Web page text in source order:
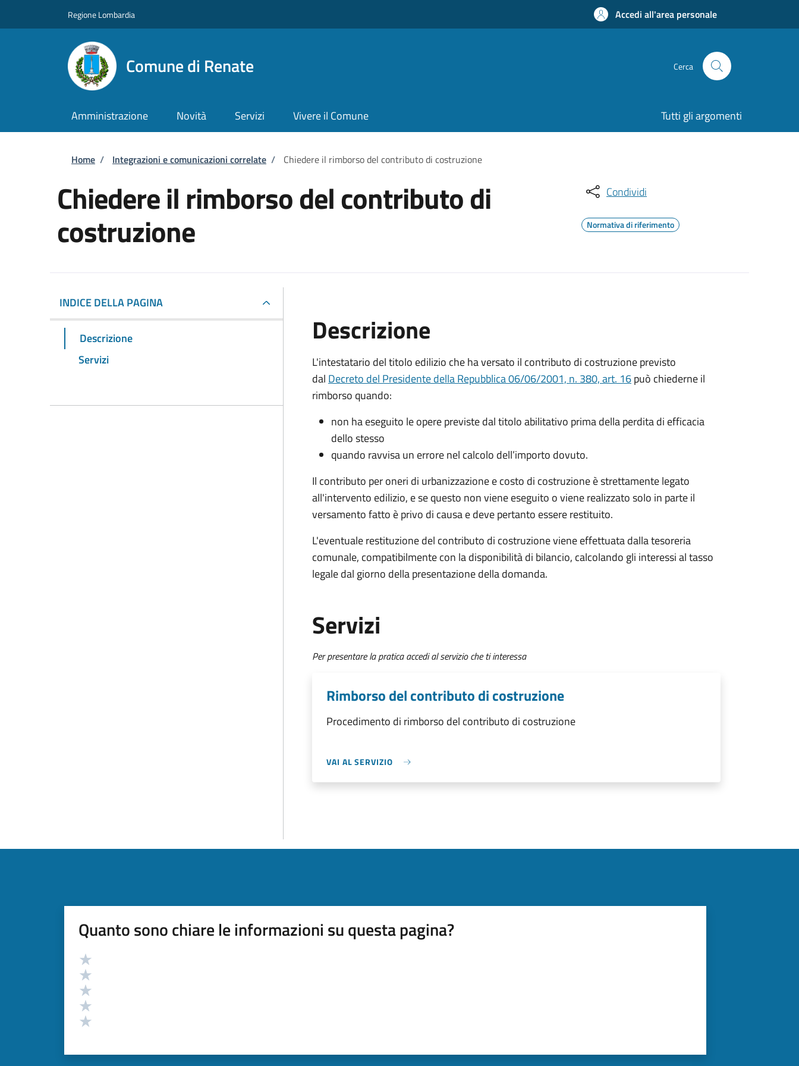
Regione Lombardia Accedi all'area personale
Comune di Renate Cerca
Amministrazione Novità Servizi Vivere il Comune Tutti gli argomenti
Briciole di pane
Home / Integrazioni e comunicazioni correlate / Chiedere il rimborso del contributo di costruzione
Chiedere il rimborso del contributo di
costruzione
Condividi
Normativa di riferimento
INDICE DELLA PAGINA
Descrizione
Servizi
Descrizione
L'intestatario del titolo edilizio che ha versato il contributo di costruzione previsto
dal Decreto del Presidente della Repubblica 06/06/2001, n. 380, art. 16può chiederne il
rimborso quando:
non ha eseguito le opere previste dal titolo abilitativo prima della perdita di efficacia
dello stesso
quando ravvisa un errore nel calcolo dell’importo dovuto.
Il contributo per oneri di urbanizzazione e costo di costruzione è strettamente legato
all'intervento edilizio, e se questo non viene eseguito o viene realizzato solo in parte il
versamento fatto è privo di causa e deve pertanto essere restituito.
L'eventuale restituzione del contributo di costruzione viene effettuata dalla tesoreria
comunale, compatibilmente con la disponibilità di bilancio, calcolando gli interessi al tasso
legale dal giorno della presentazione della domanda.
Servizi
Per presentare la pratica accedi al servizio che ti interessa
Rimborso del contributo di costruzione
Procedimento di rimborso del contributo di costruzione
VAI AL SERVIZIO
Quanto sono chiare le informazioni su questa pagina?
Valutazione